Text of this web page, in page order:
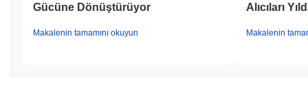
Gücüne Dönüştürüyor
Makalenin tamamını okuyun
Alıcıları
Makalenin